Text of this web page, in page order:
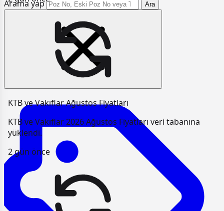
Arama yap Ara
KTB ve Vakıflar Ağustos Fiyatları
KTB ve Vakıflar 2026 Ağustos Fiyatları veri tabanına
yüklendi.
2 gün önce